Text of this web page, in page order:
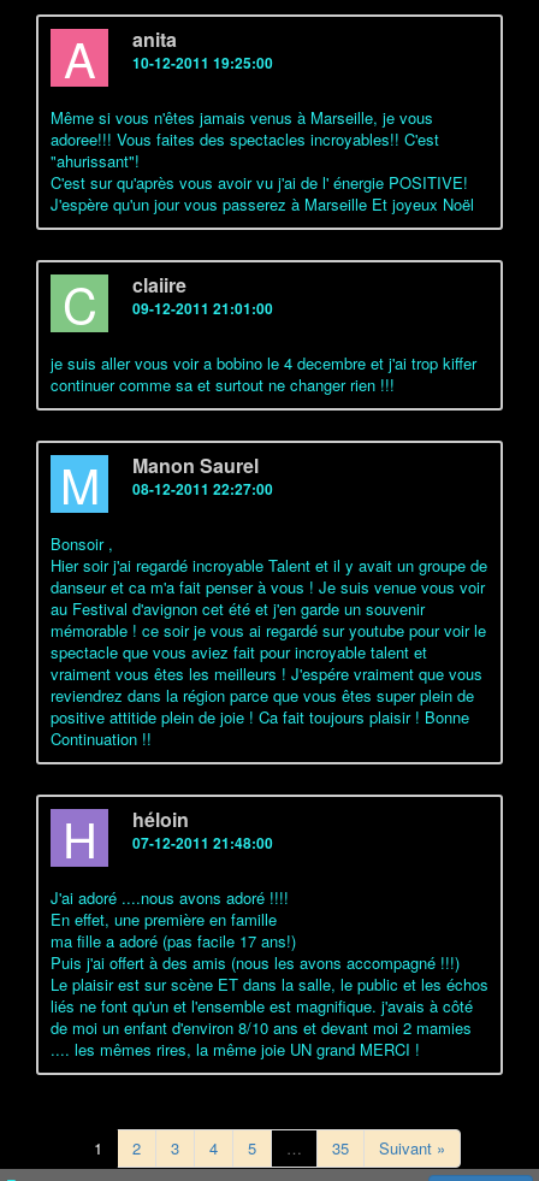
A anita
10-12-2011 19:25:00
Même si vous n'êtes jamais venus à Marseille, je vous
adoree!!! Vous faites des spectacles incroyables!! C'est
"ahurissant"!
C'est sur qu'après vous avoir vu j'ai de l' énergie POSITIVE!
J'espère qu'un jour vous passerez à Marseille Et joyeux Noël
C claiire
09-12-2011 21:01:00
je suis aller vous voir a bobino le 4 decembre et j'ai trop kiffer
continuer comme sa et surtout ne changer rien !!!
M Manon Saurel
08-12-2011 22:27:00
Bonsoir ,
Hier soir j'ai regardé incroyable Talent et il y avait un groupe de
danseur et ca m'a fait penser à vous ! Je suis venue vous voir
au Festival d'avignon cet été et j'en garde un souvenir
mémorable ! ce soir je vous ai regardé sur youtube pour voir le
spectacle que vous aviez fait pour incroyable talent et
vraiment vous êtes les meilleurs ! J'espére vraiment que vous
reviendrez dans la région parce que vous êtes super plein de
positive attitide plein de joie ! Ca fait toujours plaisir ! Bonne
Continuation !!
H héloin
07-12-2011 21:48:00
J'ai adoré ....nous avons adoré !!!!
En effet, une première en famille
ma fille a adoré (pas facile 17 ans!)
Puis j'ai offert à des amis (nous les avons accompagné !!!)
Le plaisir est sur scène ET dans la salle, le public et les échos
liés ne font qu'un et l'ensemble est magnifique. j'avais à côté
de moi un enfant d'environ 8/10 ans et devant moi 2 mamies
.... les mêmes rires, la même joie UN grand MERCI !
1 2 3 4 5 … 35 Suivant »